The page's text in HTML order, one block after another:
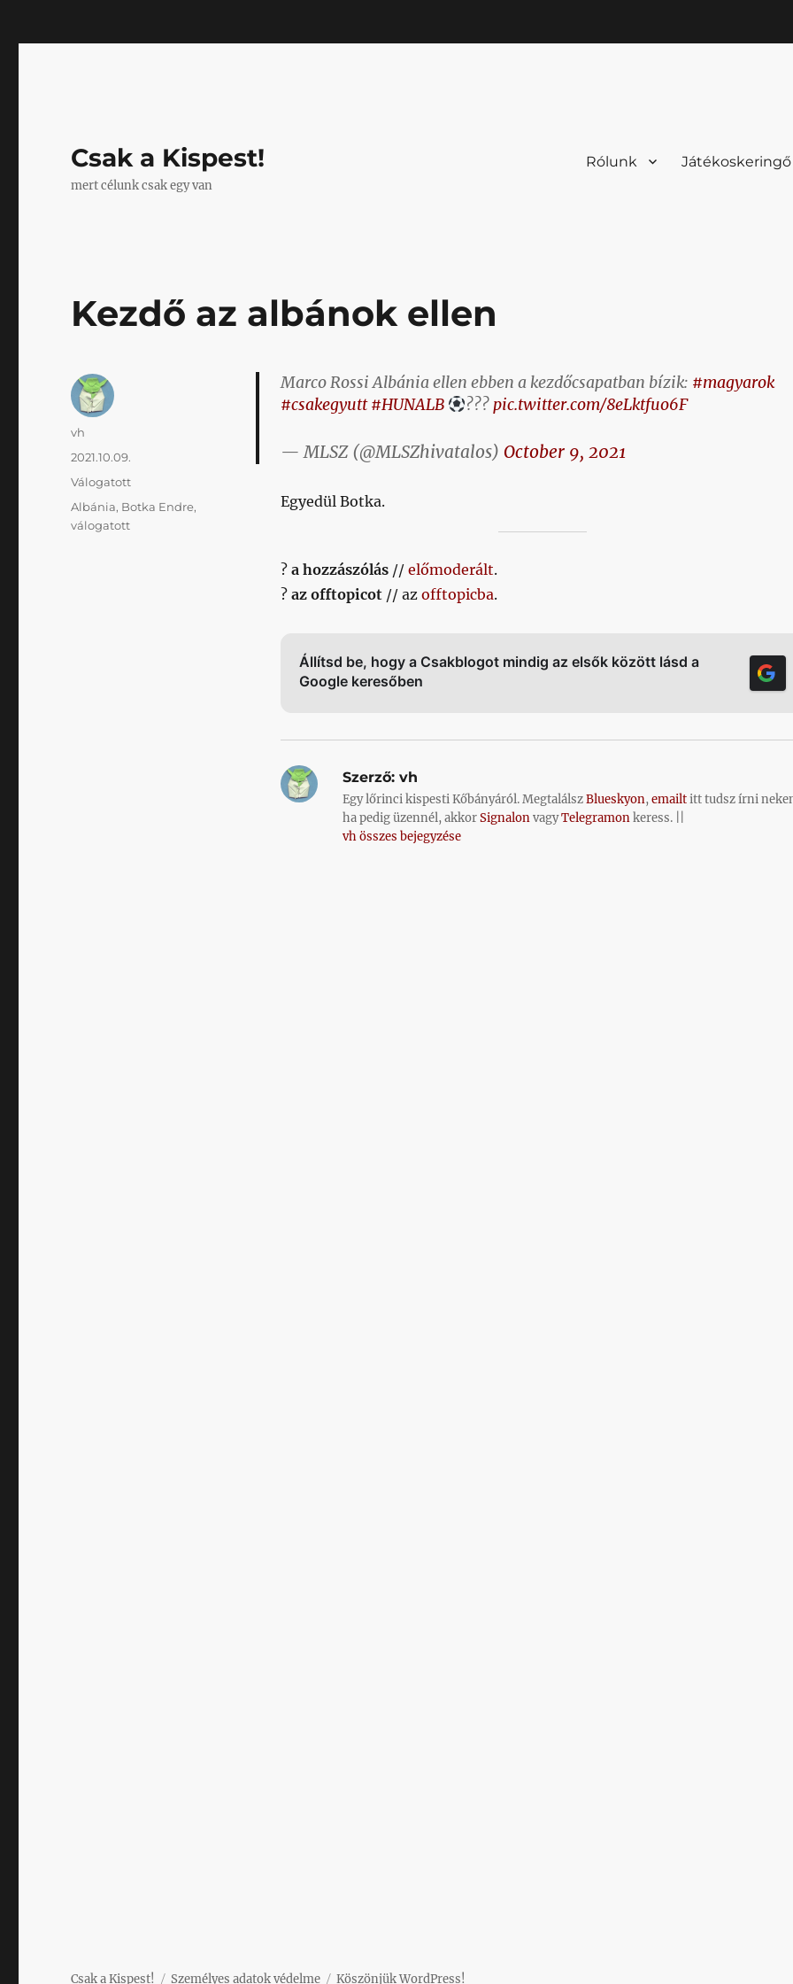
Csak a Kispest!
mert célunk csak egy van
Rólunk Játékoskeringő
Kezdő az albánok ellen
Marco Rossi Albánia ellen ebben a kezdőcsapatban bízik: #magyarok
#csakegyutt #HUNALB ???pic.twitter.com/8eLktfuo6F
— MLSZ (@MLSZhivatalos) October 9, 2021
Egyedül Botka.
? a hozzászólás// előmoderált.
? az offtopicot // az offtopicba.
Állítsd be, hogy a Csakblogot mindig az elsők között lásd a
Google keresőben
Szerző:vh
Egy lőrinci kispesti Kőbányáról. MegtalálszBlueskyon,emailtitt tudsz írni
ha pedig üzennél, akkorSignalonvagyTelegramonkeress. ||
vh összes bejegyzése
Szerző
vh
Közzétéve
2021.10.09.
Kategória
Válogatott
Címke
Albánia, Botka Endre,
válogatott
Csak a Kispest! Személyes adatok védelme Köszönjük WordPress!